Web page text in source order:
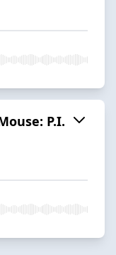
P.I.